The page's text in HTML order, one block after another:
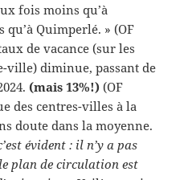
fois moins qu’à
Quimperlé. » (OF
de vacance (sur les
ville) diminue, passant de
(mais 13%!) (OF
des centres-villes à la
doute dans la moyenne.
évident : il n’y a pas
plan de circulation est